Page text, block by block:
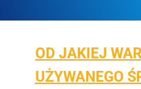
s
OD JAKIEJ
UŻYWANEGO